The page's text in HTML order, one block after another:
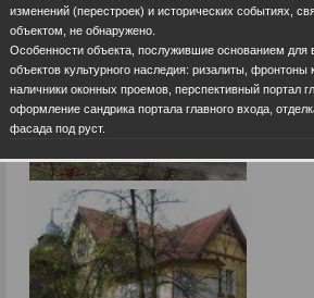
изменений (перестроек) и исторических событиях,
объектом, не обнаружено.
Особенности объекта, послужившие основанием для
объектов культурного наследия: ризалиты,
наличники оконных проемов, перспективный портал
оформление сандрика портала главного входа,
фасада под руст.